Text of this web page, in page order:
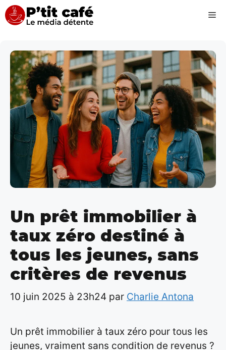
Aller
au
Un prêt immobilier à
taux zéro destiné à
tous les jeunes, sans
critères de revenus
10 juin 2025 à 23h24 par Charlie Antona
Un prêt immobilier à taux zéro pour tous les
jeunes, vraiment sans condition de revenus ?